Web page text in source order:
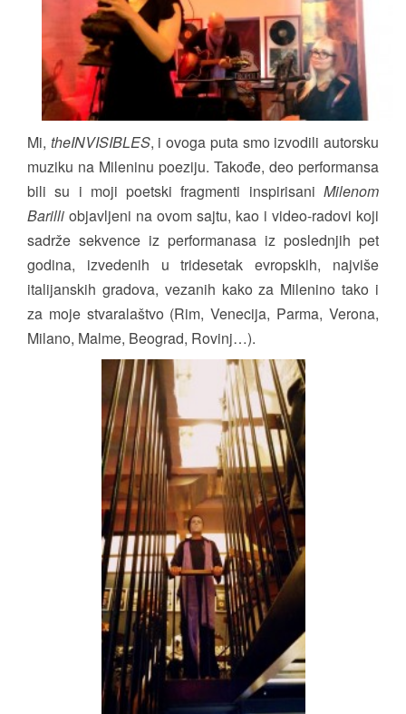
Mi, theINVISIBLES, i ovoga puta smo izvodili autorsku
muziku na Mileninu poeziju. Takođe, deo performansa
bili su i moji poetski fragmenti inspirisani Milenom
Barilli objavljeni na ovom sajtu, kao i video-radovi koji
sadrže sekvence iz performanasa iz poslednjih pet
godina, izvedenih u tridesetak evropskih, najviše
italijanskih gradova, vezanih kako za Milenino tako i
za moje stvaralaštvo (Rim, Venecija, Parma, Verona,
Milano, Malme, Beograd, Rovinj…).